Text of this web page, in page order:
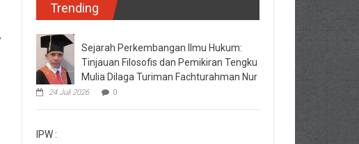
Trending
Sejarah Perkembangan Ilmu Hukum:
Tinjauan Filosofis dan Pemikiran Tengku
Mulia Dilaga Turiman Fachturahman Nur
24 Juli 2026 0
IPW :